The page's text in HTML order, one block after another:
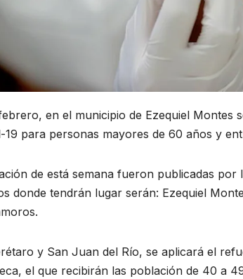
en el municipio de Ezequiel Montes
para personas mayores de 60 años y
de está semana fueron publicadas por
donde tendrán lugar serán: Ezequiel
y San Juan del Río, se aplicará el
el que recibirán las población de 40 a